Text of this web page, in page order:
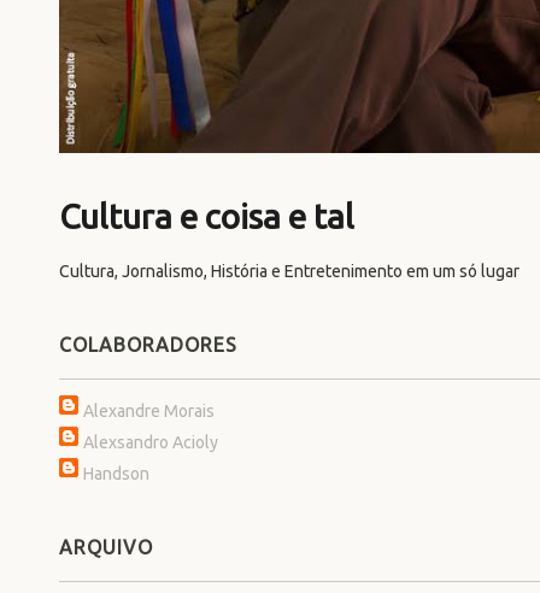
Cultura e coisa e tal
Cultura, Jornalismo, História e Entretenimento em um só lugar
COLABORADORES
Alexandre Morais
Alexsandro Acioly
Handson
ARQUIVO